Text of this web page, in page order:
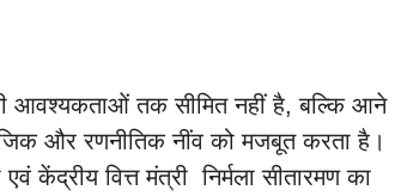
आवश्यकताओं तक सीमित नहीं है, बल्कि आने
और रणनीतिक नींव को मजबूत करता है।
केंद्रीय वित्त मंत्री निर्मला सीतारमण का